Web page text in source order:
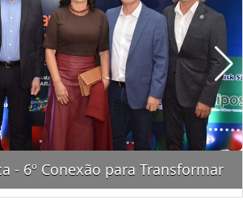
- 6º Conexão para Transformar